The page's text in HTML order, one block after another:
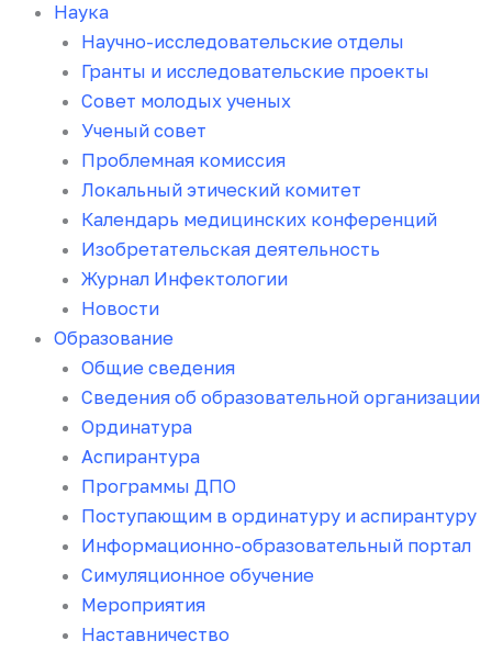
Наука
Научно-исследовательские отделы
Гранты и исследовательские проекты
Совет молодых ученых
Ученый совет
Проблемная комиссия
Локальный этический комитет
Календарь медицинских конференций
Изобретательская деятельность
Журнал Инфектологии
Новости
Образование
Общие сведения
Сведения об образовательной организации
Ординатура
Аспирантура
Программы ДПО
Поступающим в ординатуру и аспирантуру
Информационно-образовательный портал
Симуляционное обучение
Мероприятия
Наставничество